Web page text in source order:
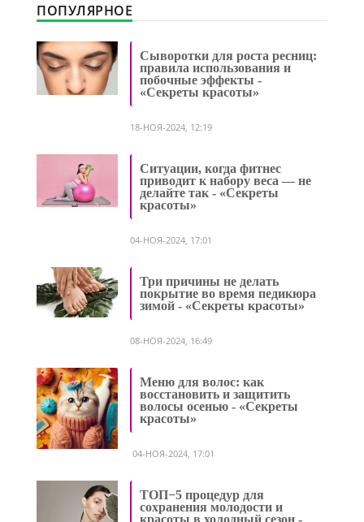
ПОПУЛЯРНОЕ
Сыворотки для роста ресниц:
правила использования и
побочные эффекты -
«Секреты красоты»
18-НОЯ-2024, 12:19
Ситуации, когда фитнес
приводит к набору веса — не
делайте так - «Секреты
красоты»
04-НОЯ-2024, 17:01
Три причины не делать
покрытие во время педикюра
зимой - «Секреты красоты»
08-НОЯ-2024, 16:49
Меню для волос: как
восстановить и защитить
волосы осенью - «Секреты
красоты»
04-НОЯ-2024, 17:01
ТОП−5 процедур для
сохранения молодости и
красоты в холодный сезон -